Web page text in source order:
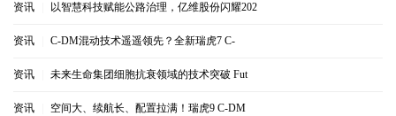
资讯 以智慧科技赋能公路治理，亿维股份闪耀202
资讯 C-DM混动技术遥遥领先？全新瑞虎7 C-
资讯 未来生命集团细胞抗衰领域的技术突破 Fut
资讯 空间大、续航长、配置拉满！瑞虎9 C-DM